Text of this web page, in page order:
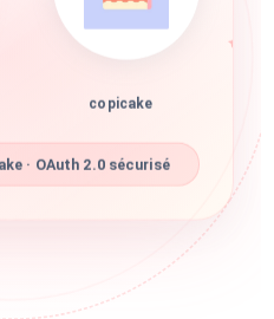
copicake
· OAuth 2.0 sécurisé